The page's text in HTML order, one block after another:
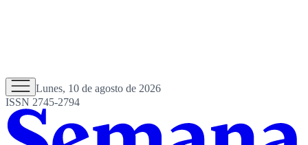
Lunes, 10 de agosto de 2026
ISSN 2745-2794